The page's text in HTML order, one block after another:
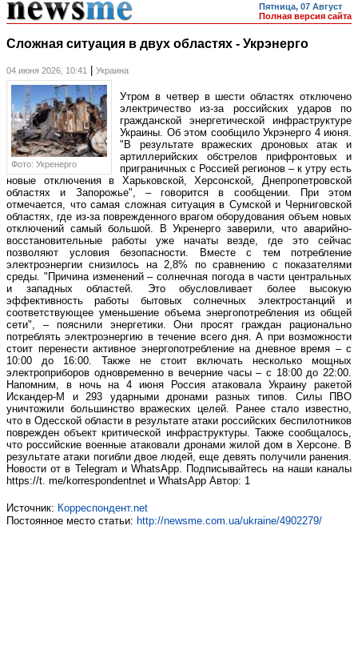
Пятница, 07 Август
Полная версия сайта
Сложная ситуация в двух областях - Укрэнерго
04 июня 2026, 10:41 Украина
Фото: Укренерго
Утром в четвер в шести областях отключено
электричество из-за российских ударов по
гражданской энергетической инфраструктуре
Украины. Об этом сообщило Укрэнерго 4 июня.
"В результате вражеских дроновых атак и
артиллерийских обстрелов прифронтовых и
приграничных с Россией регионов – к утру есть
новые отключения в Харьковской, Херсонской, Днепропетровской
областях и Запорожье", – говорится в сообщении. При этом
отмечается, что самая сложная ситуация в Сумской и Черниговской
областях, где из-за поврежденного врагом оборудования объем новых
отключений самый большой. В Укренерго заверили, что аварийно-
восстановительные работы уже начаты везде, где это сейчас
позволяют условия безопасности. Вместе с тем потребление
электроэнергии снизилось на 2,8% по сравнению с показателями
среды. "Причина изменений – солнечная погода в части центральных
и западных областей. Это обусловливает более высокую
эффективность работы бытовых солнечных электростанций и
соответствующее уменьшение объема энергопотребления из общей
сети", – пояснили энергетики. Они просят граждан рационально
потреблять электроэнергию в течение всего дня. А при возможности
стоит перенести активное энергопотребление на дневное время – с
10:00 до 16:00. Также не стоит включать несколько мощных
электроприборов одновременно в вечерние часы – с 18:00 до 22:00.
Напомним, в ночь на 4 июня Россия атаковала Украину ракетой
Искандер-М и 293 ударными дронами разных типов. Силы ПВО
уничтожили большинство вражеских целей. Ранее стало известно,
что в Одесской области в результате атаки российских беспилотников
поврежден объект критической инфраструктуры. Также сообщалось,
что российские военные атаковали дронами жилой дом в Херсоне. В
результате атаки погибли двое людей, еще девять получили ранения.
Новости от в Telegram и WhatsApp. Подписывайтесь на наши каналы
https://t. me/korrespondentnet и WhatsApp Автор: 1
Источник: Корреспондент.net
Постоянное место статьи: http://newsme.com.ua/ukraine/4902279/